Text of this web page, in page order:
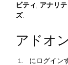
ビティ, アナリ
ズ.
アドオ
にログイン